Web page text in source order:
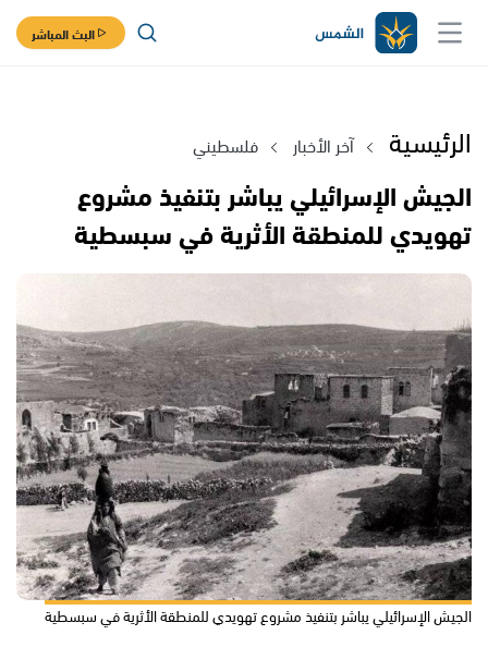
البث المباشر
الرئيسية آخر الأخبار فلسطيني
الجيش الإسرائيلي يباشر بتنفيذ مشروع
تهويدي للمنطقة الأثرية في سبسطية
الجيش الإسرائيلي يباشر بتنفيذ مشروع تهويدي للمنطقة الأثرية في سبسطية